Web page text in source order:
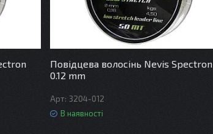
Повідцева волосінь Nevis Spectron
0.12 mm
3204-012
В наявності